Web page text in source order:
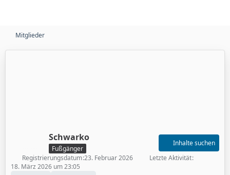
Mitglieder
Schwarko
Fußgänger
Inhalte suchen
Registrierungsdatum 23. Februar 2026
Letzte Aktivität
18. März 2026 um 23:05